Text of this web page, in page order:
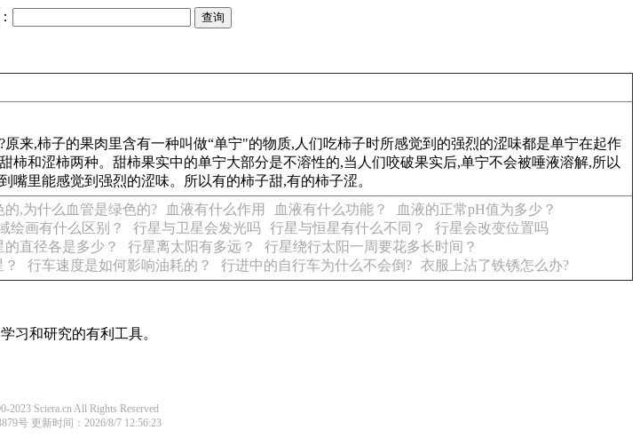
来,柿子的果肉里含有一种叫做“单宁"的物质,人们吃柿子时所感觉到的强烈的涩味都是单宁在起作
和涩柿两种。甜柿果实中的单宁大部分是不溶性的,当人们咬破果实后,单宁不会被唾液溶解,所以
里能感觉到强烈的涩味。所以有的柿子甜,有的柿子涩。
的,为什么血管是绿色的? 血液有什么作用 血液有什么功能？
血液的正常pH值为多少？
绘画有什么区别？ 行星与卫星会发光吗 行星与恒星有什么不同？
行星会改变位置吗
的直径各是多少？ 行星离太阳有多远？
行星绕行太阳一周要花多长时间？
行车速度是如何影响油耗的？ 行进中的自行车为什么不会倒? 衣服上沾了铁锈怎么办?
习和研究的有利工具。
2023 Sciera.cn All Rights Reserved
号更新时间：2026/8/7 12:56:23